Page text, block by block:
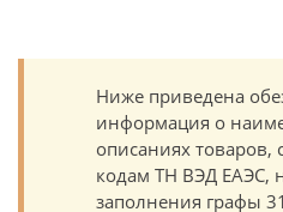
Ниже приведена
информация о
описаниях товаров,
кодам ТН ВЭД ЕАЭС,
заполнения графы